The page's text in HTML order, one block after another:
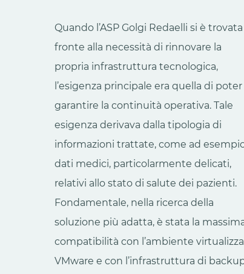
Quando l’ASP Golgi Redaelli si è
fronte alla necessità di rinnovare la
propria infrastruttura tecnologica,
l’esigenza principale era quella di poter
garantire la continuità operativa. Tale
esigenza derivava dalla tipologia di
informazioni trattate, come ad
dati medici, particolarmente delicati,
relativi allo stato di salute dei pazienti.
Fondamentale, nella ricerca della
soluzione più adatta, è stata la
compatibilità con l’ambiente
VMware e con l’infrastruttura di